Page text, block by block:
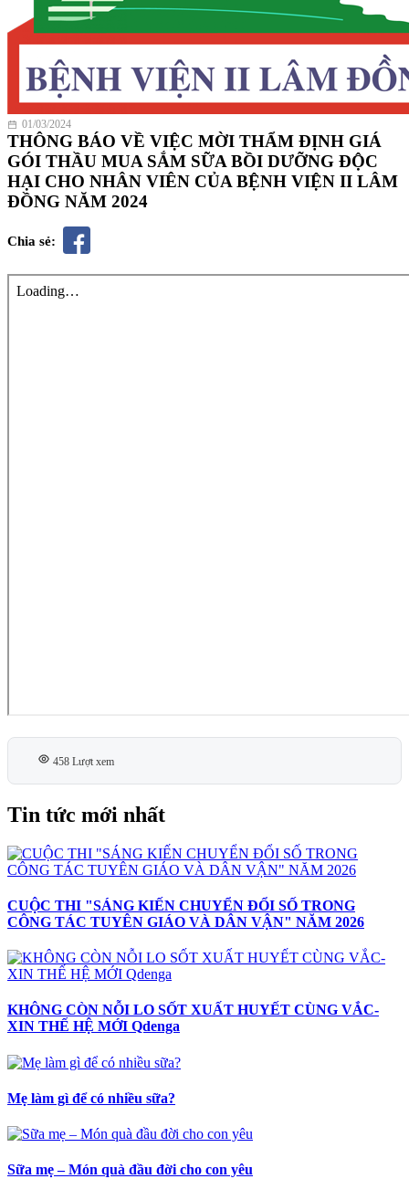
01/03/2024
THÔNG BÁO VỀ VIỆC MỜI THẨM ĐỊNH GIÁ
GÓI THẦU MUA SẮM SỮA BỒI DƯỠNG ĐỘC
HẠI CHO NHÂN VIÊN CỦA BỆNH VIỆN II LÂM
ĐỒNG NĂM 2024
Chia sẻ:
458 Lượt xem
Tin tức mới nhất
CUỘC THI "SÁNG KIẾN CHUYỂN ĐỔI SỐ TRONG
CÔNG TÁC TUYÊN GIÁO VÀ DÂN VẬN" NĂM 2026
KHÔNG CÒN NỖI LO SỐT XUẤT HUYẾT CÙNG VẮC-
XIN THẾ HỆ MỚI Qdenga
Mẹ làm gì để có nhiều sữa?
Sữa mẹ – Món quà đầu đời cho con yêu